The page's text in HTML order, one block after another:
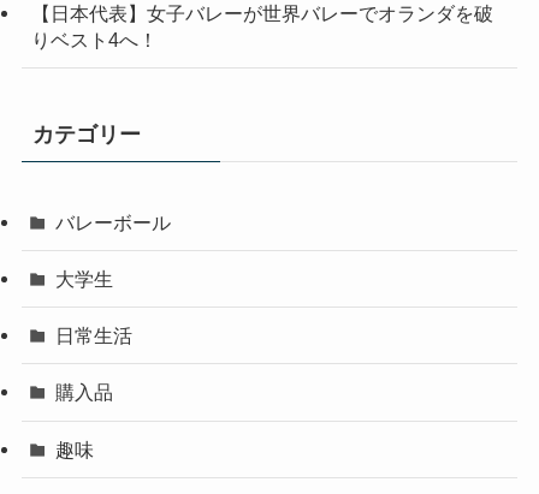
【日本代表】女子バレーが世界バレーでオランダを破
りベスト4へ！
カテゴリー
バレーボール
大学生
日常生活
購入品
趣味